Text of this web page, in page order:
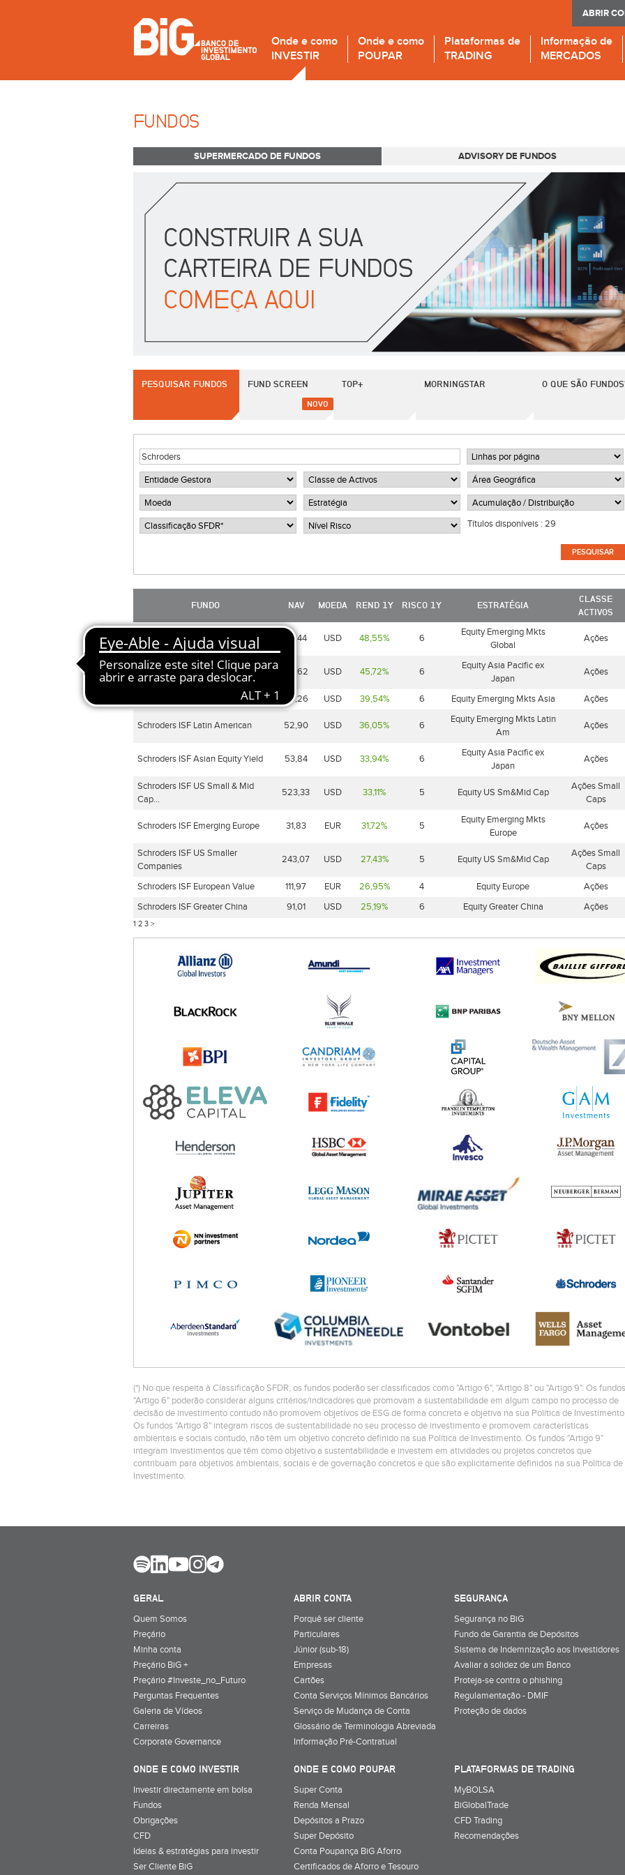
ABRIR
Onde e como
INVESTIR
Onde e como
POUPAR
Plataformas de
TRADING
Informação de
MERCADOS
FUNDOS
SUPERMERCADO DE FUNDOS ADVISORY DE FUNDOS
PESQUISAR FUNDOS FUND SCREEN
NOVO
TOP+ MORNINGSTAR O QUE SÃO
Títulos disponíveis : 29
FUNDO NAV MOEDA REND 1Y RISCO 1Y ESTRATÉGIA
CLASSE
ACTIVOS
Schroders ISF Emerging Markets 24,44 USD 48,55% 6
Equity Emerging Mkts
Global
Ações
Schroders ISF Asian Opportunities 29,62 USD 45,72% 6
Equity Asia Pacific ex
Japan
Ações
Schroders ISF Emerging Asia 69,26 USD 39,54% 6 Equity Emerging Mkts Asia Ações
Schroders ISF Latin American 52,90 USD 36,05% 6
Equity Emerging Mkts Latin
Am
Ações
Schroders ISF Asian Equity Yield 53,84 USD 33,94% 6
Equity Asia Pacific ex
Japan
Ações
Schroders ISF US Small & Mid
Cap...
523,33 USD 33,11% 5 Equity US Sm&Mid Cap
Ações Small
Caps
Schroders ISF Emerging Europe 31,83 EUR 31,72% 5
Equity Emerging Mkts
Europe
Ações
Schroders ISF US Smaller
Companies
243,07 USD 27,43% 5 Equity US Sm&Mid Cap
Ações Small
Caps
Schroders ISF European Value
111,97 EUR 26,95% 4 Equity Europe
Ações
Schroders ISF Greater China
91,01 USD 25,19% 6 Equity Greater China Ações
1 2 3 >
(*) No que respeita à Classificação SFDR, os fundos poderão ser classificados como "Artigo 6", "Artigo 8" ou "Artigo 9". Os fundos
"Artigo 6" poderão considerar alguns critérios/indicadores que promovam a sustentabilidade em algum campo no processo de
decisão de investimento contudo não promovem objetivos de ESG de forma concreta e objetiva na sua Política de
Os fundos "Artigo 8" integram riscos de sustentabilidade no seu processo de investimento e promovem características
ambientais e sociais contudo, não têm um objetivo concreto definido na sua Política de Investimento. Os fundos "Artigo 9"
integram investimentos que têm como objetivo a sustentabilidade e investem em atividades ou projetos concretos que
contribuam para objetivos ambientais, sociais e de governação concretos e que são explicitamente definidos na sua Política de
Investimento.
GERAL
Quem Somos
Preçário
Minha conta
Preçário BiG +
Preçário #Investe_no_Futuro
Perguntas Frequentes
Galeria de Vídeos
Carreiras
Corporate Governance
ABRIR CONTA
Porquê ser cliente
Particulares
Júnior (sub-18)
Empresas
Cartões
Conta Serviços Mínimos Bancários
Serviço de Mudança de Conta
Glossário de Terminologia Abreviada
Informação Pré-Contratual
SEGURANÇA
Segurança no BiG
Fundo de Garantia de Depósitos
Sistema de Indemnização aos Investidores
Avaliar a solidez de um Banco
Proteja-se contra o phishing
Regulamentação - DMIF
Proteção de dados
ONDE E COMO INVESTIR
Investir directamente em bolsa
Fundos
Obrigações
CFD
Ideias & estratégias para investir
Ser Cliente BiG
ONDE E COMO POUPAR
Super Conta
Renda Mensal
Depósitos a Prazo
Super Depósito
Conta Poupança BiG Aforro
Certificados de Aforro e Tesouro
PLATAFORMAS DE TRADING
MyBOLSA
BiGlobalTrade
CFD Trading
Recomendações